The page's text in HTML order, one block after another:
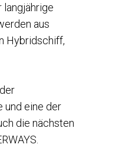
langjährige
aus
Hybridschiff,
und eine der
die nächsten